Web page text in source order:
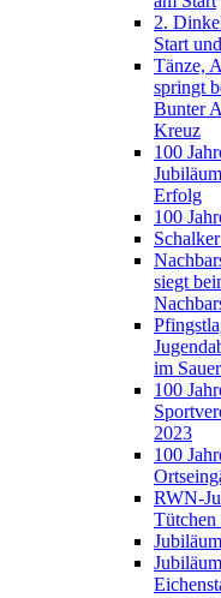
2.
Start
Tänze,
springt
Bunter
Kreuz
100
Erfolg
100
siegt
im
100
2023
100
RWN-
Tütchen